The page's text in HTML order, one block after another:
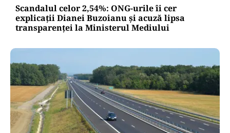
Scandalul celor 2,54%: ONG-urile îi cer
explicații Dianei Buzoianu și acuză lipsa
transparenței la Ministerul Mediului